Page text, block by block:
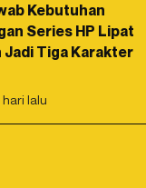
Kebutuhan
Series HP Lipat
Jadi Tiga Karakter
hari lalu